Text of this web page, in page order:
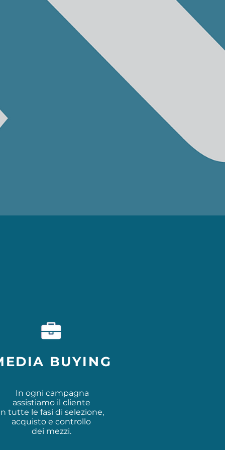
BUYING
In ogni campagna
assistiamo il cliente
tutte le fasi di selezione,
acquisto e controllo
dei mezzi.